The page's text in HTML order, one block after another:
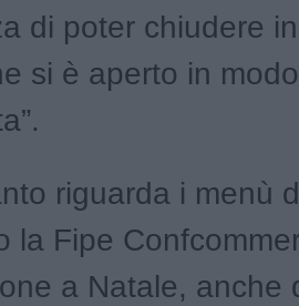
di poter chiudere
si è aperto in
riguarda i menù
la Fipe
a Natale, anche